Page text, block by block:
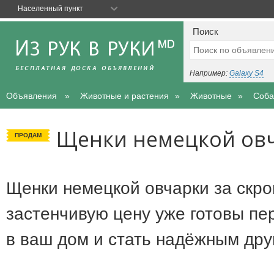
Поиск
Например: Galaxy S4
Объявления Животные и растения Животные
ПРОДАМ Щенки немецкой
Щенки немецкой овчарки за
застенчивую цену уже готовы
в ваш дом и стать надёжным
Населенный пункт